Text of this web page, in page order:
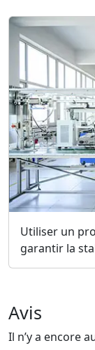
Utiliser un
garantir la
Avis
Il n’y a encore